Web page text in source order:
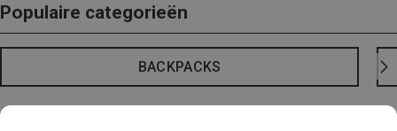
Populaire categorieën
BACKPACKS